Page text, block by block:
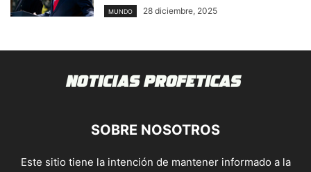
MUNDO 28 diciembre, 2025
SOBRE NOSOTROS
Este sitio tiene la intención de mantener informado a la